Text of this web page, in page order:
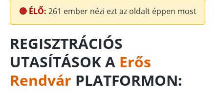
🔴 ÉLŐ: 261 ember nézi ezt az oldalt éppen most
REGISZTRÁCIÓS
UTASÍTÁSOK A Erős
Rendvár PLATFORMON: